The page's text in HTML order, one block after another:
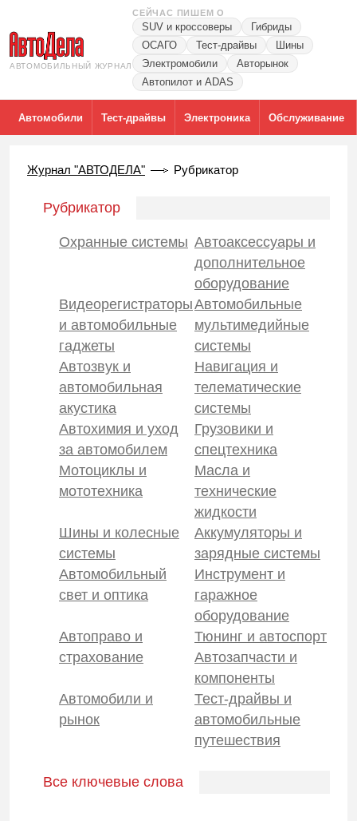
АВТОМОБИЛЬНЫЙ ЖУРНАЛ
СЕЙЧАС ПИШЕМ О
SUV и кроссоверы
Гибриды
ОСАГО
Тест-драйвы
Шины
Электромобили
Авторынок
Автопилот и ADAS
Автомобили Тест-драйвы Электроника Обслуживание
Журнал "АВТОДЕЛА" Рубрикатор
Рубрикатор
Охранные системы Автоаксессуары и
дополнительное
оборудование
Видеорегистраторы
и автомобильные
гаджеты
Автомобильные
мультимедийные
системы
Автозвук и
автомобильная
акустика
Навигация и
телематические
системы
Автохимия и уход
за автомобилем
Грузовики и
спецтехника
Мотоциклы и
мототехника
Масла и
технические
жидкости
Шины и колесные
системы
Аккумуляторы и
зарядные системы
Автомобильный
свет и оптика
Инструмент и
гаражное
оборудование
Автоправо и
страхование
Тюнинг и автоспорт
Автозапчасти и
компоненты
Автомобили и
рынок
Тест-драйвы и
автомобильные
путешествия
Все ключевые слова